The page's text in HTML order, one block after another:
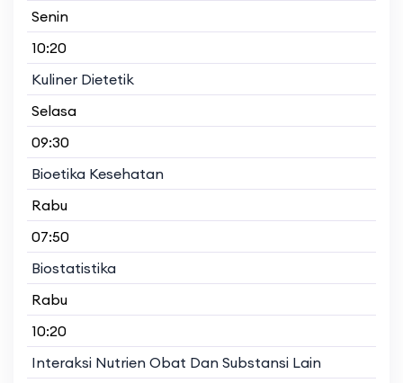
Senin
10:20
Kuliner Dietetik
Selasa
09:30
Bioetika Kesehatan
Rabu
07:50
Biostatistika
Rabu
10:20
Interaksi Nutrien Obat Dan Substansi Lain